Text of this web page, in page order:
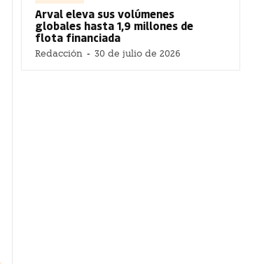
Arval eleva sus volúmenes
globales hasta 1,9 millones de
flota financiada
Redacción - 30 de julio de 2026